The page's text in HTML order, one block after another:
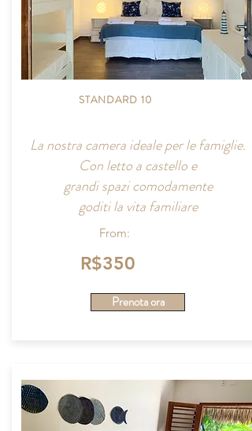
STANDARD 10
La nostra camera ideale per le famiglie.
Con letto a castello e
grandi spazi comodamente
goditi la vita familiare
From:
R$350
Prenota ora